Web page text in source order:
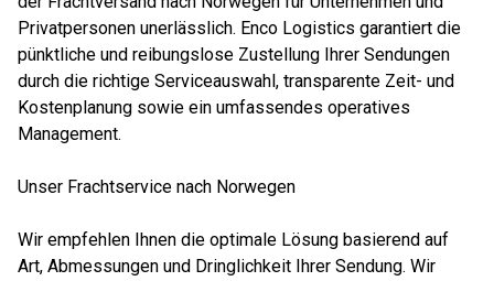
Privatpersonen unerlässlich. Enco Logistics garantiert die
pünktliche und reibungslose Zustellung Ihrer Sendungen
durch die richtige Serviceauswahl, transparente Zeit- und
Kostenplanung sowie ein umfassendes operatives
Management.
Unser Frachtservice nach Norwegen
Wir empfehlen Ihnen die optimale Lösung basierend auf
Art, Abmessungen und Dringlichkeit Ihrer Sendung. Wir